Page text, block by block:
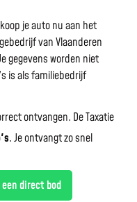
je auto nu aan het
van Vlaanderen
gegevens worden niet
is als familiebedrijf
ontvangen. De Taxatie
.Je ontvangt zo snel
direct bod